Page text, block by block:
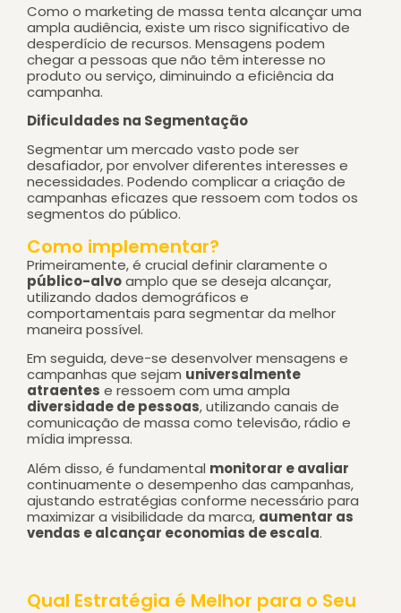
Como o marketing de massa tenta alcançar uma
ampla audiência, existe um risco significativo de
desperdício de recursos. Mensagens podem
chegar a pessoas que não têm interesse no
produto ou serviço, diminuindo a eficiência da
campanha.
Dificuldades na Segmentação
Segmentar um mercado vasto pode ser
desafiador, por envolver diferentes interesses e
necessidades. Podendo complicar a criação de
campanhas eficazes que ressoem com todos os
segmentos do público.
Como implementar?
Primeiramente, é crucial definir claramente o
público-alvoamplo que se deseja alcançar,
utilizando dados demográficos e
comportamentais para segmentar da melhor
maneira possível.
Em seguida, deve-se desenvolver mensagens e
campanhas que sejam universalmente
atraentes e ressoem com uma ampla
diversidade de pessoas, utilizando canais de
comunicação de massa como televisão, rádio e
mídia impressa.
Além disso, é fundamental monitorar e avaliar
continuamente o desempenho das campanhas,
ajustando estratégias conforme necessário para
maximizar a visibilidade da marca, aumentar as
vendas e alcançar economias de escala.
Qual Estratégia é Melhor para o Seu